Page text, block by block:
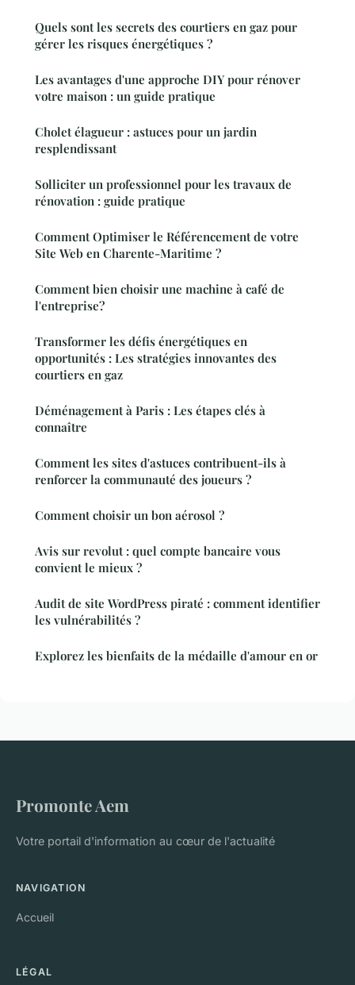
Quels sont les secrets des courtiers en gaz pour
gérer les risques énergétiques ?
Les avantages d'une approche DIY pour rénover
votre maison : un guide pratique
Cholet élagueur : astuces pour un jardin
resplendissant
Solliciter un professionnel pour les travaux de
rénovation : guide pratique
Comment Optimiser le Référencement de votre
Site Web en Charente-Maritime ?
Comment bien choisir une machine à café de
l'entreprise?
Transformer les défis énergétiques en
opportunités : Les stratégies innovantes des
courtiers en gaz
Déménagement à Paris : Les étapes clés à
connaître
Comment les sites d'astuces contribuent-ils à
renforcer la communauté des joueurs ?
Comment choisir un bon aérosol ?
Avis sur revolut : quel compte bancaire vous
convient le mieux ?
Audit de site WordPress piraté : comment identifier
les vulnérabilités ?
Explorez les bienfaits de la médaille d'amour en or
Promonte Aem
Votre portail d'information au cœur de l'actualité
NAVIGATION
Accueil
LÉGAL